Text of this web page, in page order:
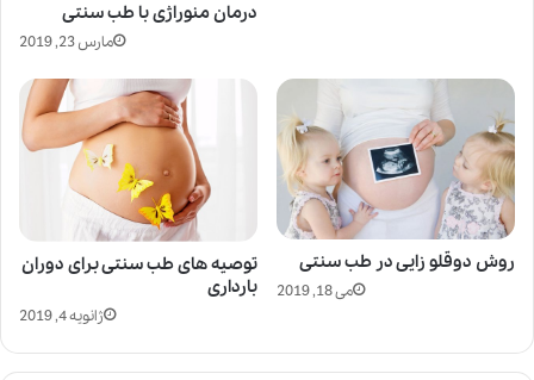
درمان منوراژی با طب سنتی
مارس 23, 2019
توصیه های طب سنتی برای دوران
بارداری
ژانویه 4, 2019
روش دوقلو زایی در طب سنتی
می 18, 2019